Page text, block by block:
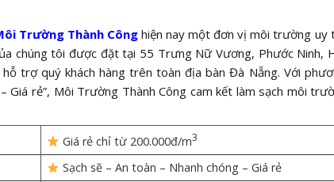
Trường Thành Cônghiện nay một đơn vị môi trường uy
chúng tôi được đặt tại 55 Trưng Nữ Vương, Phước Ninh,
trợ quý khách hàng trên toàn địa bàn Đà Nẵng. Với
Giá rẻ”, Môi Trường Thành Công cam kết làm sạch môi
Giá rẻ chỉ từ 200.000đ/m3
Sạch sẽ – An toàn – Nhanh chóng – Giá rẻ